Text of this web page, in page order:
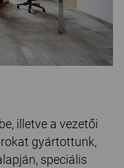
illetve a vezetői
gyártottunk,
speciális